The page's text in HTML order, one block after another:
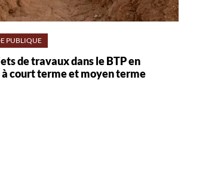
PUBLIQUE
de travaux dans le BTP en
court terme et moyen terme